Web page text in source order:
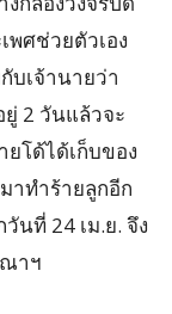
พศช่วยตัวเอง
บเจ้านายว่า
2 วันแล้วจะ
โด้ได้เก็บของ
าทำร้ายลูกอีก
นที่ 24 เม.ย. จึง
าฯ